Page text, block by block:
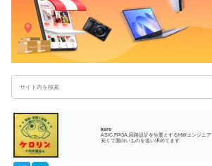
kero
ASIC,FPGA,回路設計を生業とするHWエンジニア
安くて面白いものを追い求めてます